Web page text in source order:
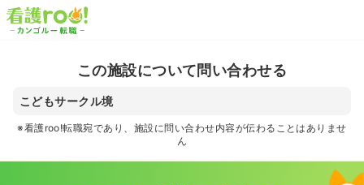
この施設について問い合わせる
こどもサークル境
※看護roo!転職宛であり、施設に問い合わせ内容が伝わることはありませ
ん